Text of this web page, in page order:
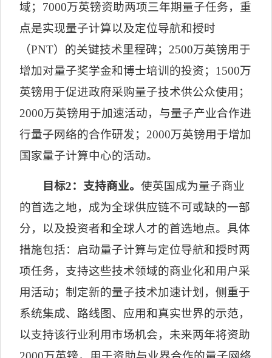
域； 7000万英镑资助两项三年期量子任务，重
点是实现量子计算以及定位导航和授时
（PNT）的关键技术里程碑； 2500万英镑用于
增加对量子奖学金和博士培训的投资； 1500万
英镑用于促进政府采购量子技术供公众使用；
2000万英镑用于加速活动，与量子产业合作进
行量子网络的合作研发； 2000万英镑用于增加
国家量子计算中心的活动。
目标2：支持商业。 使英国成为量子商业
的首选之地，成为全球供应链不可或缺的一部
分，以及投资者和全球人才的首选地点。具体
措施包括：启动量子计算与定位导航和授时两
项任务，支持这些技术领域的商业化和用户采
用活动；制定新的量子技术加速计划，侧重于
系统集成、路线图、应用和真实世界的示范，
以支持该行业利用市场机会，未来两年将资助